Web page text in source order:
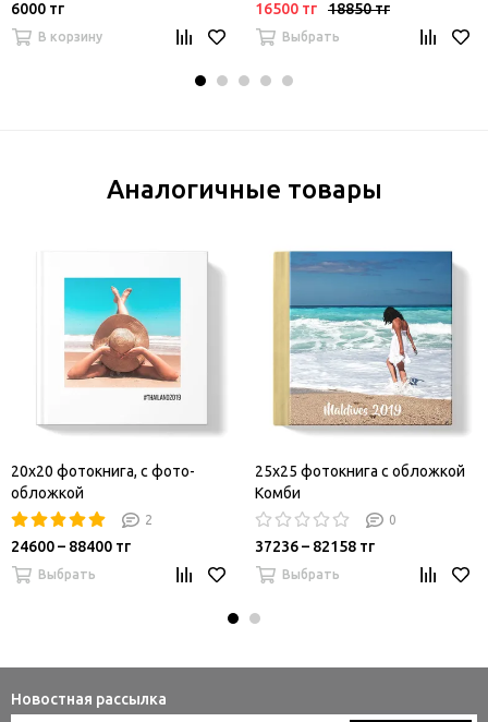
6000 тг
В корзину
16500 тг 18850 тг
Выбрать
Аналогичные товары
20x20 фотокнига, с фото-
обложкой
2
24600 – 88400 тг
Выбрать
25x25 фотокнига с обложкой
Комби
0
37236 – 82158 тг
Выбрать
Новостная рассылка